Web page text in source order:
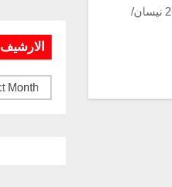
الصناعي، بحسب ما نقلت روسيا اليوم في 26 نيسان/
الارشيف